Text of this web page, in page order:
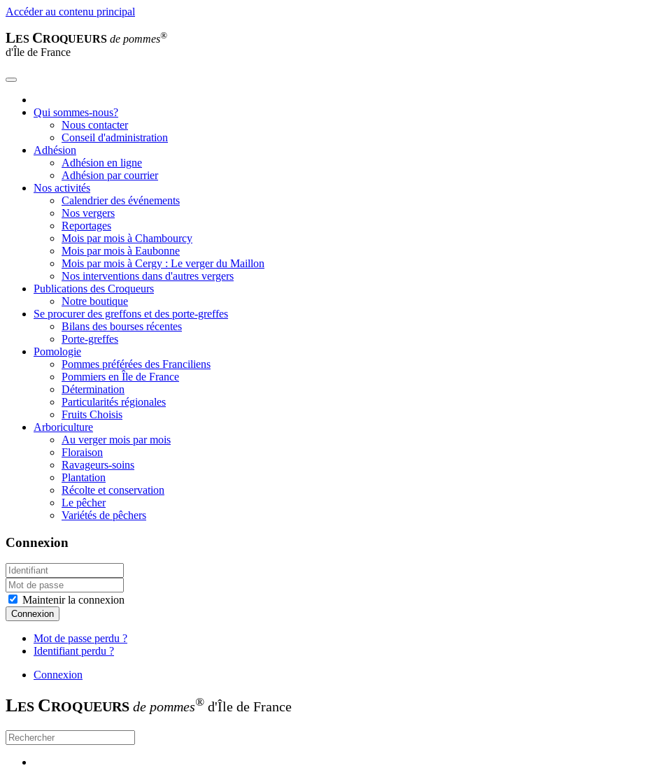
Accéder au contenu principal
LES CROQUEURS de pommes®
d'Île de France
Qui sommes-nous?
Nous contacter
Conseil d'administration
Adhésion
Adhésion en ligne
Adhésion par courrier
Nos activités
Calendrier des événements
Nos vergers
Reportages
Mois par mois à Chambourcy
Mois par mois à Eaubonne
Mois par mois à Cergy : Le verger du Maillon
Nos interventions dans d'autres vergers
Publications des Croqueurs
Notre boutique
Se procurer des greffons et des porte-greffes
Bilans des bourses récentes
Porte-greffes
Pomologie
Pommes préférées des Franciliens
Pommiers en Île de France
Détermination
Particularités régionales
Fruits Choisis
Arboriculture
Au verger mois par mois
Floraison
Ravageurs-soins
Plantation
Récolte et conservation
Le pêcher
Variétés de pêchers
Connexion
Maintenir la connexion
Connexion
Mot de passe perdu ?
Identifiant perdu ?
Connexion
LES CROQUEURS de pommes® d'Île de France